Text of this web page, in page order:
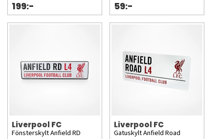
199:- 59:-
Liverpool FC
Fönsterskylt Anfield RD
Liverpool FC
Gatuskylt Anfield Road